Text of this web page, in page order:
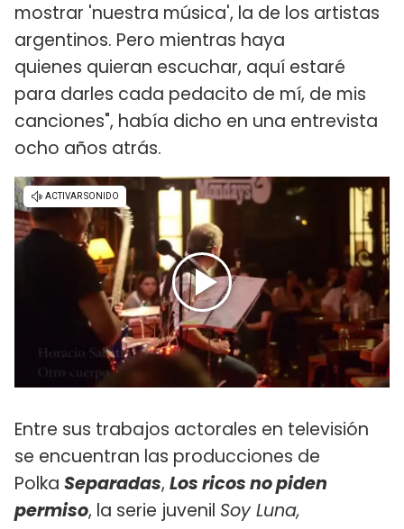
mostrar 'nuestra música', la de los artistas
argentinos. Pero mientras haya
quienes quieran escuchar, aquí estaré
para darles cada pedacito de mí, de mis
canciones", había dicho en una entrevista
ocho años atrás.
Entre sus trabajos actorales en televisión
se encuentran las producciones de
Polka Separadas, Los ricos no piden
permiso, la serie juvenil Soy Luna,